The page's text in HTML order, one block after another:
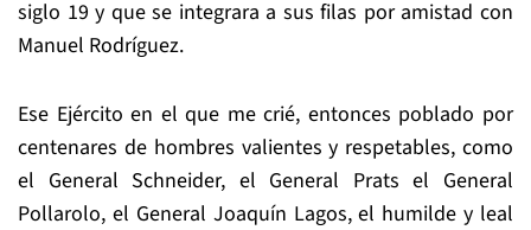
siglo 19 y que se integrara a sus filas por amistad con
Manuel Rodríguez.
Ese Ejército en el que me crié, entonces poblado por
centenares de hombres valientes y respetables, como
el General Schneider, el General Prats el General
Pollarolo, el General Joaquín Lagos, el humilde y leal